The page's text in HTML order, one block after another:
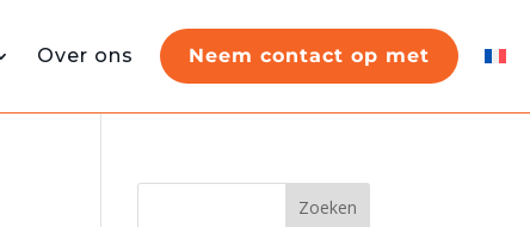
Over ons Neem contact op met
Zoeken